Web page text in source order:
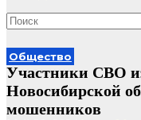
Общество
Участники СВО
Новосибирской
мошенников